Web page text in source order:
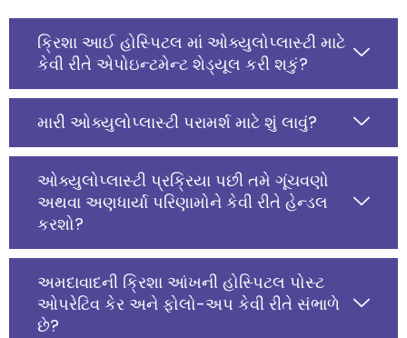
ક્રિશા આઈ હોસ્પિટલ માં ઓક્યુલોપ્લાસ્ટી માટે
કેવી રીતે એપોઇન્ટમેન્ટ શેડ્યૂલ કરી શકું?
મારી ઓક્યુલોપ્લાસ્ટી પરામર્શ માટે શું લાવું?
ઓક્યુલોપ્લાસ્ટી પ્રક્રિયા પછી તમે ગૂંચવણો
અથવા અણધાર્યા પરિણામોને કેવી રીતે હેન્ડલ
કરશો?
અમદાવાદની ક્રિશા આંખની હોસ્પિટલ પોસ્ટ
ઓપરેટિવ કેર અને ફોલો-અપ કેવી રીતે સંભાળે
છે?